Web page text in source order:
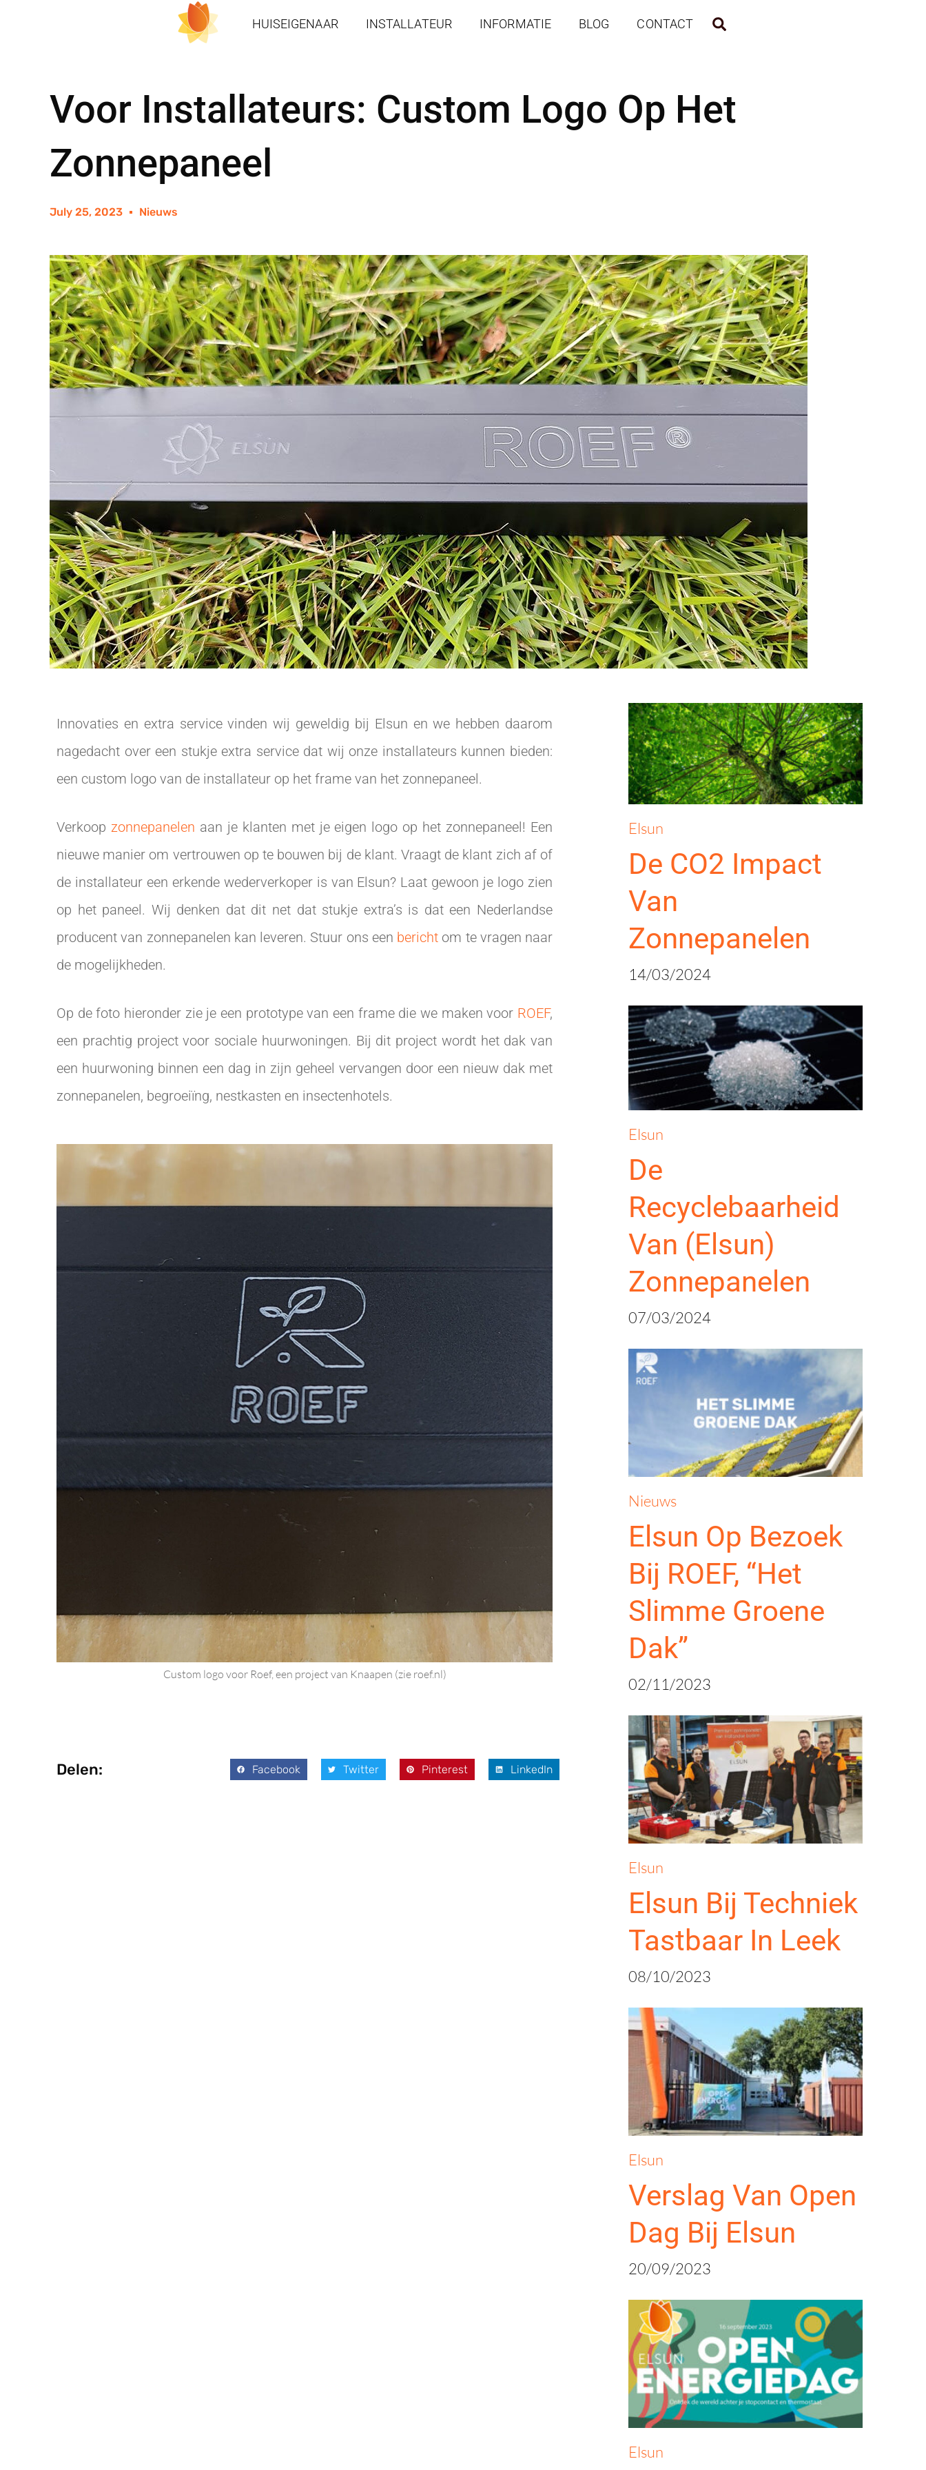
HUISEIGENAAR INSTALLATEUR INFORMATIE BLOG CONTACT
Voor Installateurs: Custom Logo Op Het
Zonnepaneel
July 25, 2023 Nieuws
Innovaties en extra service vinden wij geweldig bij Elsun en we hebben daarom
nagedacht over een stukje extra service dat wij onze installateurs kunnen bieden:
een custom logo van de installateur op het frame van het zonnepaneel.
Verkoop zonnepanelen aan je klanten met je eigen logo op het zonnepaneel! Een
nieuwe manier om vertrouwen op te bouwen bij de klant. Vraagt de klant zich af of
de installateur een erkende wederverkoper is van Elsun? Laat gewoon je logo zien
op het paneel. Wij denken dat dit net dat stukje extra’s is dat een Nederlandse
producent van zonnepanelen kan leveren. Stuur ons een bericht om te vragen naar
de mogelijkheden.
Op de foto hieronder zie je een prototype van een frame die we maken voor ROEF,
een prachtig project voor sociale huurwoningen. Bij dit project wordt het dak van
een huurwoning binnen een dag in zijn geheel vervangen door een nieuw dak met
zonnepanelen, begroeiïng, nestkasten en insectenhotels.
Custom logo voor Roef, een project van Knaapen (zie roef.nl)
Delen: Facebook Twitter Pinterest LinkedIn
Elsun
De CO2 Impact
Van
Zonnepanelen
14/03/2024
Elsun
De
Recyclebaarheid
Van (Elsun)
Zonnepanelen
07/03/2024
Nieuws
Elsun Op Bezoek
Bij ROEF, “Het
Slimme Groene
Dak”
02/11/2023
Elsun
Elsun Bij Techniek
Tastbaar In Leek
08/10/2023
Elsun
Verslag Van Open
Dag Bij Elsun
20/09/2023
Elsun